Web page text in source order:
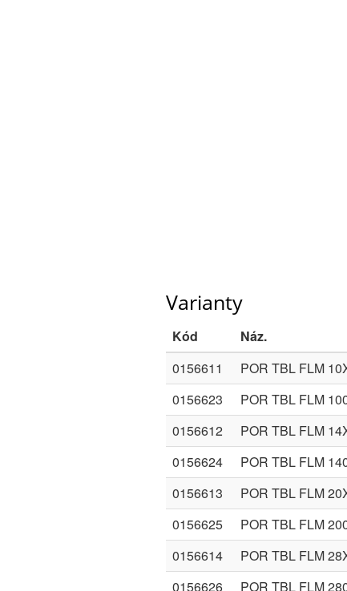
Varianty
Kód Náz.
0156611
POR TBL FLM
0156623
POR TBL FLM
0156612
POR TBL FLM
0156624
POR TBL FLM
0156613
POR TBL FLM
0156625
POR TBL FLM
0156614
POR TBL FLM
0156626
POR TBL FLM